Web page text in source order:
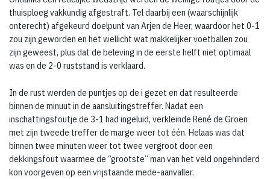
thuisploeg vakkundig afgestraft. Tel daarbij een (waarschijnlijk
onterecht) afgekeurd doelpunt van Arjen de Heer, waardoor het 0-1
zou zijn geworden en het wellicht wat makkelijker voetballen zou
zijn geweest, plus dat de beleving in de eerste helft niet optimaal
was en de 2-0 ruststand is verklaard.
In de rust werden de puntjes op de i gezet en dat resulteerde
binnen de minuut in de aansluitingstreffer. Nadat een
inschattingsfoutje de 3-1 had ingeluid, verkleinde René de Groen
met zijn tweede treffer de marge weer tot één. Helaas was dat
binnen twee minuten weer tot twee vergroot door een
dekkingsfout waarmee de “grootste” man van het veld ongehinderd
kon voorgeven op een vrijstaande mede-aanvaller.